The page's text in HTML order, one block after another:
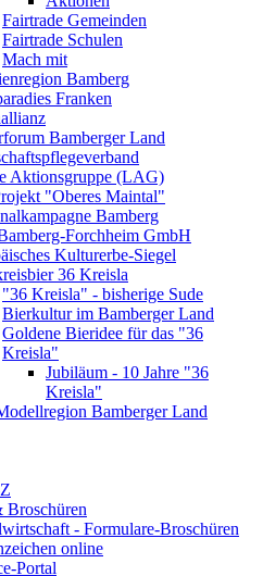
Fairtrade Gemeinden
Fairtrade Schulen
Mach mit
Bamberg
Franken
Bamberger Land
Aktionsgruppe (LAG)
"Oberes Maintal"
Bamberg
Forchheim GmbH
Kulturerbe-Siegel
36 Kreisla
"36 Kreisla" - bisherige Sude
Bierkultur im Bamberger Land
Goldene Bieridee für das "36
Kreisla"
Jubiläum - 10 Jahre "36
Kreisla"
Bamberger Land
Broschüren
- Formulare-Broschüren
online
Portal